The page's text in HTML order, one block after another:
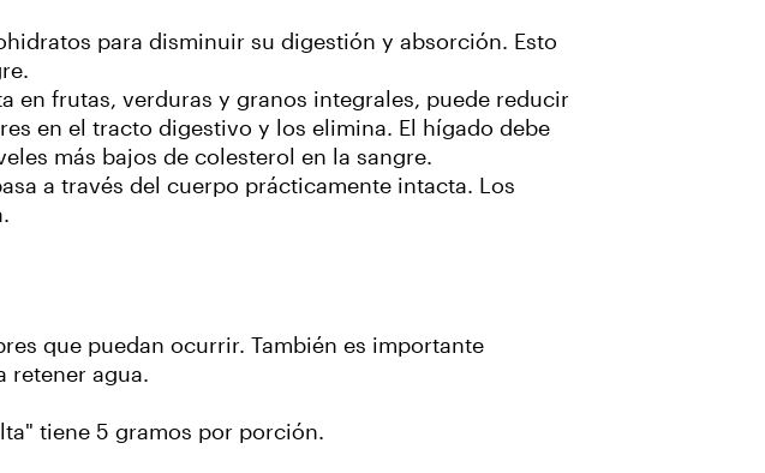
para disminuir su digestión y absorción. Esto
en frutas, verduras y granos integrales, puede reducir
en el tracto digestivo y los elimina. El hígado debe
más bajos de colesterol en la sangre.
a través del cuerpo prácticamente intacta. Los
que puedan ocurrir. También es importante
a retener agua.
tiene 5 gramos por porción.